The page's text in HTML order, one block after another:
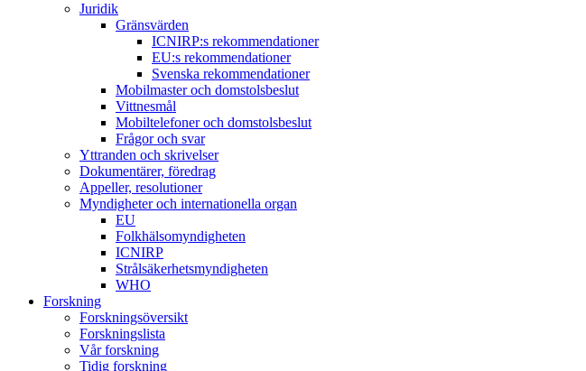
Juridik
Gränsvärden
ICNIRP:s rekommendationer
EU:s rekommendationer
Svenska rekommendationer
Mobilmaster och domstolsbeslut
Vittnesmål
Mobiltelefoner och domstolsbeslut
Frågor och svar
Yttranden och skrivelser
Dokumentärer, föredrag
Appeller, resolutioner
Myndigheter och internationella organ
EU
Folkhälsomyndigheten
ICNIRP
Strålsäkerhetsmyndigheten
WHO
Forskning
Forskningsöversikt
Forskningslista
Vår forskning
Tidig forskning